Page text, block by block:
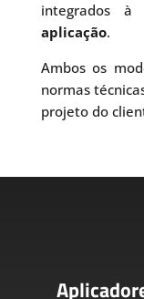
integrados à
aplicação.
Ambos os
normas
projeto do